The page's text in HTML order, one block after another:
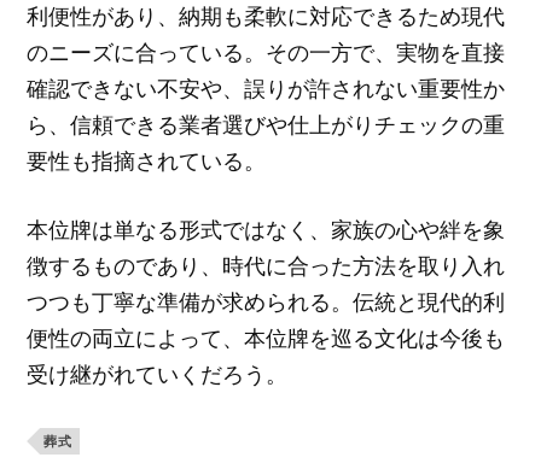
利便性があり、納期も柔軟に対応できるため現代
のニーズに合っている。その一方で、実物を直接
確認できない不安や、誤りが許されない重要性か
ら、信頼できる業者選びや仕上がりチェックの重
要性も指摘されている。
本位牌は単なる形式ではなく、家族の心や絆を象
徴するものであり、時代に合った方法を取り入れ
つつも丁寧な準備が求められる。伝統と現代的利
便性の両立によって、本位牌を巡る文化は今後も
受け継がれていくだろう。
葬式